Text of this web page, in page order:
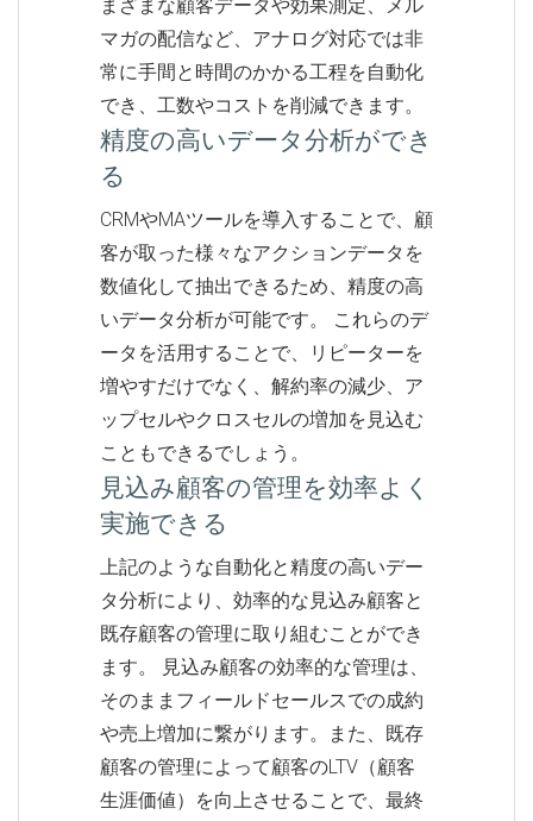
まざまな顧客データや効果測定、メル
マガの配信など、アナログ対応では非
常に手間と時間のかかる工程を自動化
でき、工数やコストを削減できます。
精度の高いデータ分析ができ
る
CRMやMAツールを導入することで、顧
客が取った様々なアクションデータを
数値化して抽出できるため、精度の高
いデータ分析が可能です。 これらのデ
ータを活用することで、リピーターを
増やすだけでなく、解約率の減少、ア
ップセルやクロスセルの増加を見込む
こともできるでしょう。
見込み顧客の管理を効率よく
実施できる
上記のような自動化と精度の高いデー
タ分析により、効率的な見込み顧客と
既存顧客の管理に取り組むことができ
ます。 見込み顧客の効率的な管理は、
そのままフィールドセールスでの成約
や売上増加に繋がります。また、既存
顧客の管理によって顧客のLTV（顧客
生涯価値）を向上させることで、最終